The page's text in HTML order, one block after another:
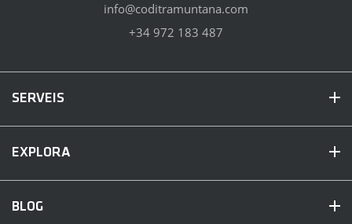
info@coditramuntana.com
+34 972 183 487
SERVEIS
EXPLORA
BLOG